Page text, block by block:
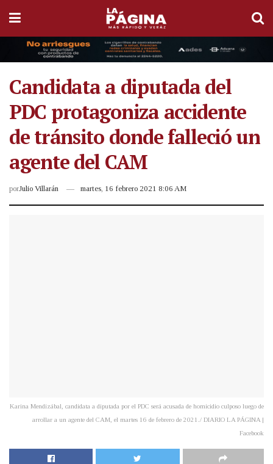
Candidata a diputada del
PDC protagoniza accidente
de tránsito donde falleció un
agente del CAM
porJulio Villarán martes, 16 febrero 2021 8:06 AM
Karina Mendizábal, candidata a diputada por el PDC será acusada de homicidio culposo luego de
arrollar a un agente del CAM, el martes 16 de febrero de 2021./ DIARIO LA PÁGINA |
Facebook